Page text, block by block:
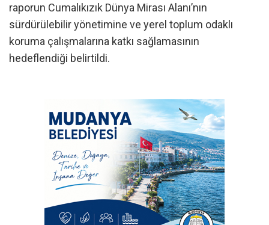
raporun Cumalıkızık Dünya Mirası Alanı’nın
sürdürülebilir yönetimine ve yerel toplum odaklı
koruma çalışmalarına katkı sağlamasının
hedeflendiği belirtildi.